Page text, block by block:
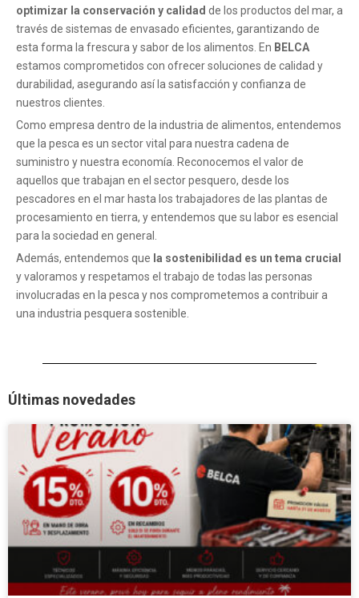
optimizar la conservación y calidad de los productos del mar, a
través de sistemas de envasado eficientes, garantizando de
esta forma la frescura y sabor de los alimentos. En BELCA
estamos comprometidos con ofrecer soluciones de calidad y
durabilidad, asegurando así la satisfacción y confianza de
nuestros clientes.
Como empresa dentro de la industria de alimentos, entendemos
que la pesca es un sector vital para nuestra cadena de
suministro y nuestra economía. Reconocemos el valor de
aquellos que trabajan en el sector pesquero, desde los
pescadores en el mar hasta los trabajadores de las plantas de
procesamiento en tierra, y entendemos que su labor es esencial
para la sociedad en general.
Además, entendemos que la sostenibilidad es un tema crucial
y valoramos y respetamos el trabajo de todas las personas
involucradas en la pesca y nos comprometemos a contribuir a
una industria pesquera sostenible.
Últimas novedades